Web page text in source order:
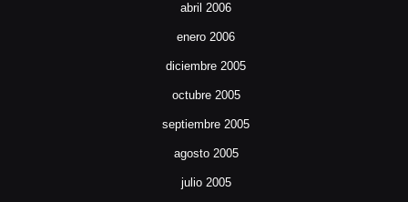
abril 2006
enero 2006
diciembre 2005
octubre 2005
septiembre 2005
agosto 2005
julio 2005